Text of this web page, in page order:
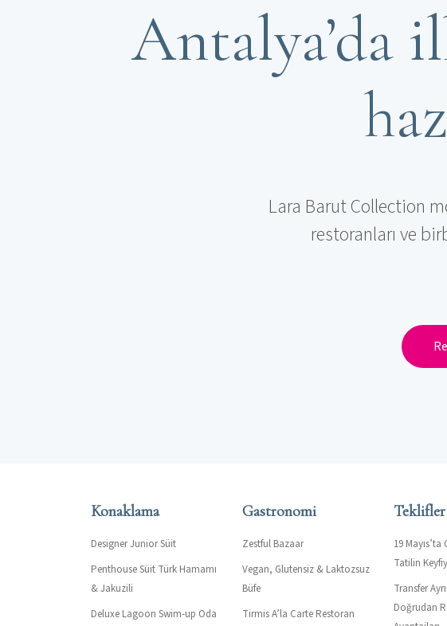
Antalya’da
Lara Barut Collection
restoranları ve
Konaklama
Designer Junior Süit
Penthouse Süit Türk Hamamı
& Jakuzili
Deluxe Lagoon Swim-up Oda
Gastronomi
Zestful Bazaar
Vegan, Glutensiz & Laktozsuz
Büfe
Tirmis A’la Carte Restoran
Teklifler
19
Tatilin
Transfer
Doğrudan